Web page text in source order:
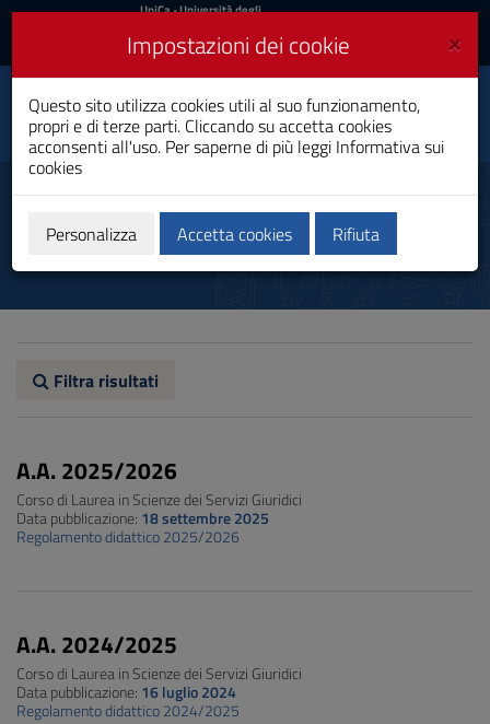
Vai
al
navigazione
sito
Footer
UniCa
Accedi
UniCa- Università degli
Accedi UniCA News
Toggle
navigation
Scienze dei Servizi
Giuridici
Laurea
Regolamento didattico
Filtra risultati
A.A. 2025/2026
Corso di Laurea in Scienze dei Servizi Giuridici
Data pubblicazione: 18 settembre 2025
Regolamento didattico 2025/2026
A.A. 2024/2025
Corso di Laurea in Scienze dei Servizi Giuridici
Data pubblicazione: 16 luglio 2024
Regolamento didattico 2024/2025
×
Impostazioni dei cookie
Questo sito utilizza cookies utili al suo funzionamento,
propri e di terze parti. Cliccando su accetta cookies
acconsenti all'uso. Per saperne di più leggi Informativa sui
cookies
Personalizza Accetta cookies Rifiuta